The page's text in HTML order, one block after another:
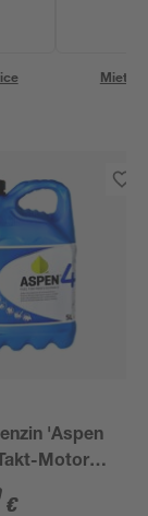
'Aspen
Motoren
€